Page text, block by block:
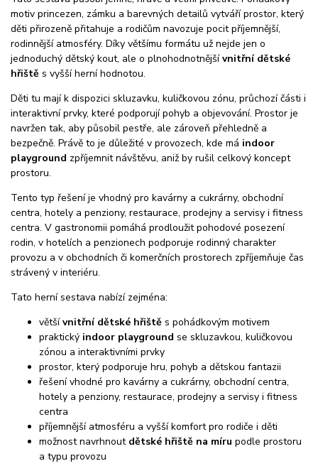
motiv princezen, zámku a barevných detailů vytváří prostor, který
děti přirozeně přitahuje a rodičům navozuje pocit příjemnější,
rodinnější atmosféry. Díky většímu formátu už nejde jen o
jednoduchý dětský kout, ale o plnohodnotnějšívnitřní dětské
hřiště s vyšší herní hodnotou.
Děti tu mají k dispozici skluzavku, kuličkovou zónu, průchozí části i
interaktivní prvky, které podporují pohyb a objevování. Prostor je
navržen tak, aby působil pestře, ale zároveň přehledně a
bezpečně. Právě to je důležité v provozech, kde má indoor
playground zpříjemnit návštěvu, aniž by rušil celkový koncept
prostoru.
Tento typ řešení je vhodný pro kavárny a cukrárny, obchodní
centra, hotely a penziony, restaurace, prodejny a servisy i fitness
centra. V gastronomii pomáhá prodloužit pohodové posezení
rodin, v hotelích a penzionech podporuje rodinný charakter
provozu a v obchodních či komerčních prostorech zpříjemňuje čas
strávený v interiéru.
Tato herní sestava nabízí zejména:
většívnitřní dětské hřiště s pohádkovým motivem
praktický indoor playground se skluzavkou, kuličkovou
zónou a interaktivními prvky
prostor, který podporuje hru, pohyb a dětskou fantazii
řešení vhodné pro kavárny a cukrárny, obchodní centra,
hotely a penziony, restaurace, prodejny a servisy i fitness
centra
příjemnější atmosféru a vyšší komfort pro rodiče i děti
možnost navrhnout dětské hřiště na míru podle prostoru
a typu provozu